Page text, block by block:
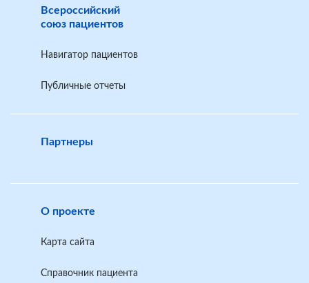
Всероссийский
союз пациентов
Навигатор пациентов
Публичные отчеты
Партнеры
О проекте
Карта сайта
Справочник пациента